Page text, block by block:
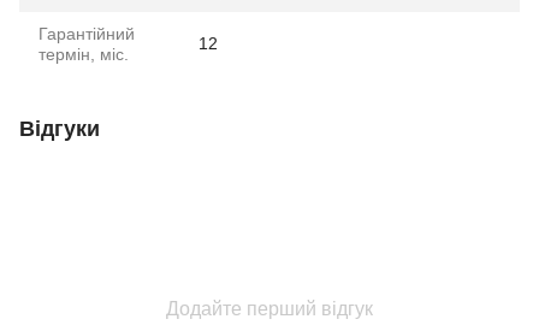
Гарантійний
термін, міс.
12
Відгуки
Додайте перший відгук